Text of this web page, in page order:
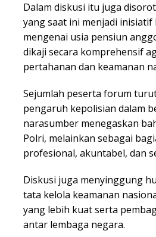
Dalam diskusi itu juga
yang saat ini menjadi inisiatif
mengenai usia pensiun
dikaji secara komprehensif
pertahanan dan keamanan
Sejumlah peserta forum
pengaruh kepolisian dalam
narasumber menegaskan
Polri, melainkan sebagai
profesional, akuntabel, dan
Diskusi juga menyinggung
tata kelola keamanan
yang lebih kuat serta
antar lembaga negara.